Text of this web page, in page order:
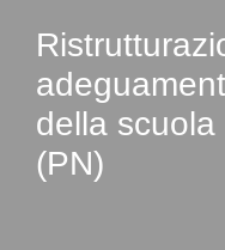
della
(PN)